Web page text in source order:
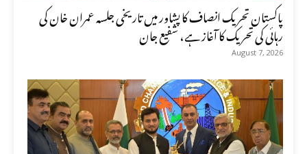
پاکستان تحریک انصاف کا پشاور میں تاریخی جلسہ عمران خان کی
رہائی کی تحریک کا آغاز ہے، شفیع جان
August 7, 2026